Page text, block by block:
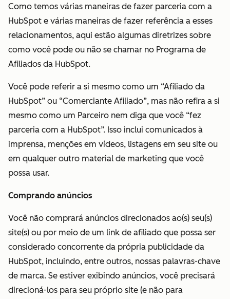
Como temos várias maneiras de fazer parceria com a
HubSpot e várias maneiras de fazer referência a esses
relacionamentos, aqui estão algumas diretrizes sobre
como você pode ou não se chamar no Programa de
Afiliados da HubSpot.
Você pode referir a si mesmo como um “Afiliado da
HubSpot” ou “Comerciante Afiliado”, mas não refira a si
mesmo como um Parceiro nem diga que você “fez
parceria com a HubSpot”. Isso inclui comunicados à
imprensa, menções em vídeos, listagens em seu site ou
em qualquer outro material de marketing que você
possa usar.
Comprando anúncios
Você não comprará anúncios direcionados ao(s) seu(s)
site(s) ou por meio de um link de afiliado que possa ser
considerado concorrente da própria publicidade da
HubSpot, incluindo, entre outros, nossas palavras-chave
de marca. Se estiver exibindo anúncios, você precisará
direcioná-los para seu próprio site (e não para